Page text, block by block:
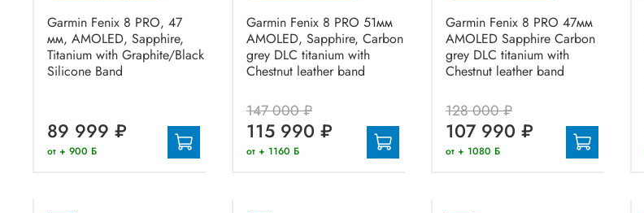
Garmin Fenix 8 PRO, 47
мм, AMOLED, Sapphire,
Titanium with Graphite/Black
Silicone Band
89 999 ₽
от + 900 Б
Garmin Fenix 8 PRO 51мм
AMOLED, Sapphire, Carbon
grey DLC titanium with
Chestnut leather band
147 000 ₽
115 990 ₽
от + 1160 Б
Garmin Fenix 8 PRO 47мм
AMOLED Sapphire Carbon
grey DLC titanium with
Chestnut leather band
128 000 ₽
107 990 ₽
от + 1080 Б